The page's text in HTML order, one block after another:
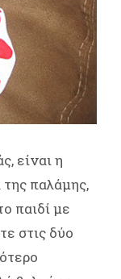
είναι η
παλάμης,
παιδί με
στις δύο